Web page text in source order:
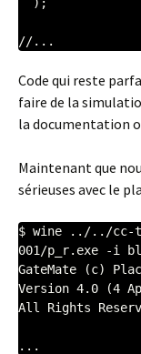
//...
Code qui reste
faire de la
la documentation
Maintenant que
sérieuses avec le
$ wine ../../cc-
001/p_r.exe -i
GateMate (c)
Version 4.0 (4
All Rights
...